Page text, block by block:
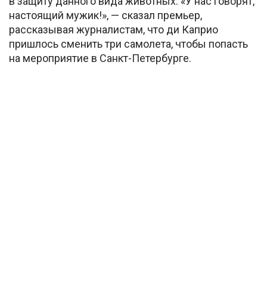
настоящий мужик!», — сказал премьер,
рассказывая журналистам, что ди Каприо
пришлось сменить три самолета, чтобы попасть
на мероприятие в Санкт-Петербурге.